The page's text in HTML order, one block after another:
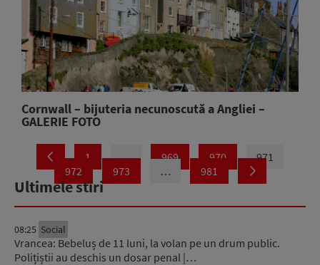
Cornwall – bijuteria necunoscută a Angliei –
GALERIE FOTO
1 … 969 970
971
972
973 … 981
Ultimele stiri
08:25 Social
Vrancea: Bebeluș de 11 luni, la volan pe un drum public.
Polițiștii au deschis un dosar penal |…